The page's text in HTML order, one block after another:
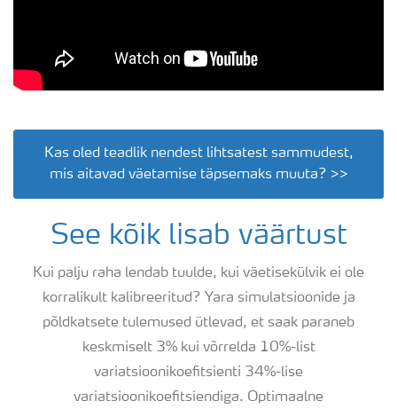
Kas oled teadlik nendest lihtsatest sammudest,
mis aitavad väetamise täpsemaks muuta? >>
See kõik lisab väärtust
Kui palju raha lendab tuulde, kui väetisekülvik ei ole
korralikult kalibreeritud? Yara simulatsioonide ja
põldkatsete tulemused ütlevad, et saak paraneb
keskmiselt 3% kui võrrelda 10%-list
variatsioonikoefitsienti 34%-lise
variatsioonikoefitsiendiga. Optimaalne